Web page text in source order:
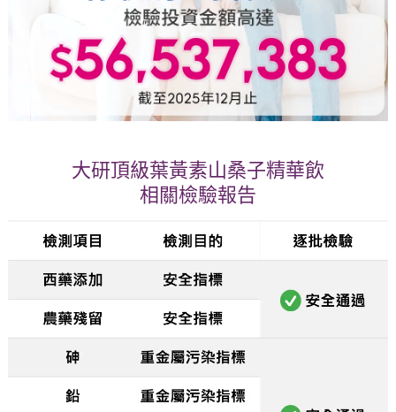
大研頂級葉黃素山桑子精華飲
相關檢驗報告